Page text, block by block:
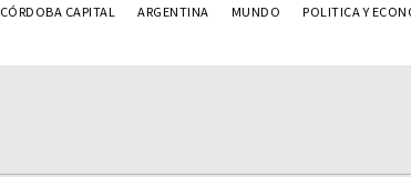
CÓRDOBA CAPITAL ARGENTINA MUNDO POLITICA Y